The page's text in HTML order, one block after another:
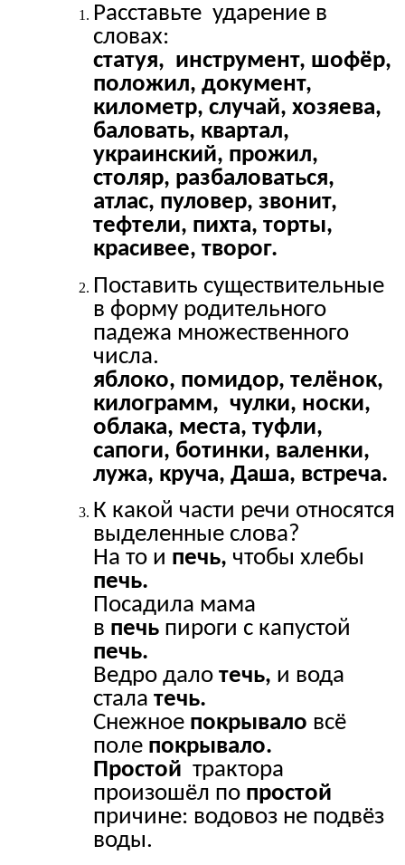
Расставьте ударение в
словах:
статуя, инструмент, шофёр,
положил, документ,
километр, случай, хозяева,
баловать, квартал,
украинский, прожил,
столяр, разбаловаться,
атлас, пуловер, звонит,
тефтели, пихта, торты,
красивее, творог.
Поставить существительные
в форму родительного
падежа множественного
числа.
яблоко, помидор, телёнок,
килограмм, чулки, носки,
облака, места, туфли,
сапоги, ботинки, валенки,
лужа, круча, Даша, встреча.
К какой части речи относятся
выделенные слова?
На то и печь, чтобы хлебы
печь.
Посадила мама
в печьпироги с капустой
печь.
Ведро дало течь, и вода
стала течь.
Снежное покрывало всё
поле покрывало.
Простой трактора
произошёл по простой
причине: водовоз не подвёз
воды.